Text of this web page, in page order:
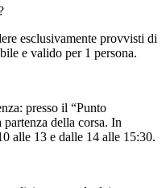
esclusivamente provvisti di
e valido per 1 persona.
presso il “Punto
della corsa. In
alle 13 e dalle 14 alle 15:30.